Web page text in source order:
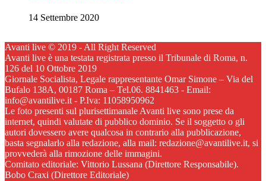
14 Settembre 2020
Avanti live © 2019 - All Right Reserved
Avanti live è una testata registrata presso il Tribunale di Roma, n.
126 del 10 Ottobre 2019
Giornale Socialista, Legale rappresentante Omar Simone – Via del
Bufalo 138A, 00187 Roma – Tel.06. 8841463 - Email:
info@avantilive.it - P.Iva: 11058950962
Le foto presenti sul plurisettimanale Avanti live sono prese da
internet, quindi valutate di pubblico dominio. Se il soggetto o gli
autori dovessero avere qualcosa in contrario alla pubblicazione,
basta segnalarlo alla redazione, alla mail: redazione@avantilive.it, si
provvederà alla rimozione delle immagini.
Comitato editoriale: Vittorio Lussana (Direttore Responsabile).
Bobo Craxi (Direttore Editoriale)